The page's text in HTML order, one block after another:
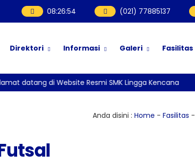
08:26:54 (021) 77885137
Direktori Informasi Galeri Fasilitas
datang di Website Resmi SMK Lingga Kencana
Anda disini : Home - Fasilitas -